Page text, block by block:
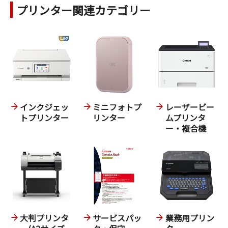
プリンター関連カテゴリー
インクジェッ
トプリンター
ミニフォトプ
リンター
レーザービー
ムプリンタ
ー・複合機
大判プリンタ
サービスパッ
業務用プリン